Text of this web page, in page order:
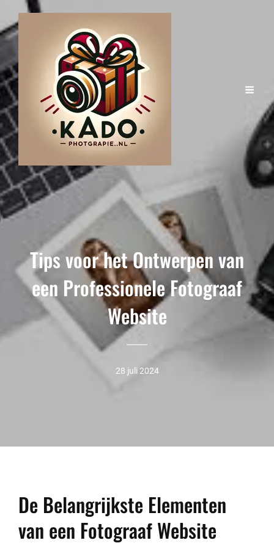
Tips voor het Ontwerpen van
een Professionele Fotograaf
Website
28 juli 2024
De Belangrijkste Elementen
van een Fotograaf Website